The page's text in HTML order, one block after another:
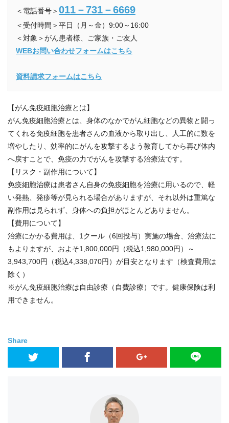
＜電話番号＞011－731－6669
＜受付時間＞平日（月～金）9:00～16:00
＜対象＞がん患者様、ご家族・ご友人
WEBお問い合わせフォームはこちら
資料請求フォームはこちら
【がん免疫細胞治療とは】
がん免疫細胞治療とは、身体のなかでがん細胞などの異物と闘っ
てくれる免疫細胞を患者さんの血液から取り出し、人工的に数を
増やしたり、効率的にがんを攻撃するよう教育してから再び体内
へ戻すことで、免疫の力でがんを攻撃する治療法です。
【リスク・副作用について】
免疫細胞治療は患者さん自身の免疫細胞を治療に用いるので、軽
い発熱、発疹等が見られる場合がありますが、それ以外は重篤な
副作用は見られず、身体への負担がほとんどありません。
【費用について】
治療にかかる費用は、1クール（6回投与）実施の場合、治療法に
もよりますが、およそ1,800,000円（税込1,980,000円）～
3,943,700円（税込4,338,070円）が目安となります（検査費用は
除く）
※がん免疫細胞治療は自由診療（自費診療）です。健康保険は利
用できません。
Share